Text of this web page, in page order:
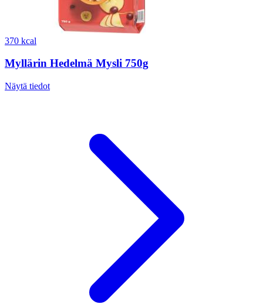
370 kcal
Myllärin Hedelmä Mysli 750g
Näytä tiedot